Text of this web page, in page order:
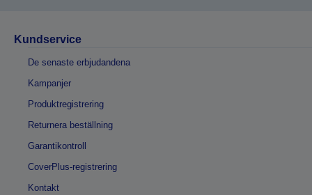
Kundservice
De senaste erbjudandena
Kampanjer
Produktregistrering
Returnera beställning
Garantikontroll
CoverPlus-registrering
Kontakt